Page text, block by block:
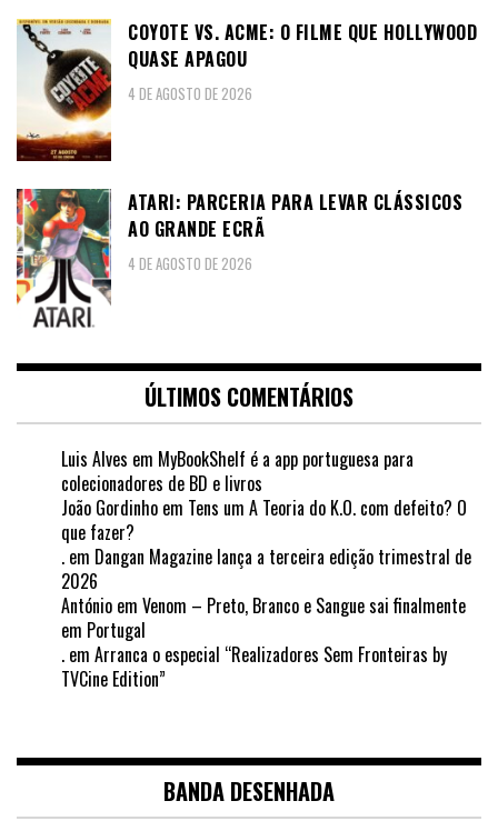
COYOTE VS. ACME: O FILME QUE HOLLYWOOD
QUASE APAGOU
4 DE AGOSTO DE 2026
ATARI: PARCERIA PARA LEVAR CLÁSSICOS
AO GRANDE ECRÃ
4 DE AGOSTO DE 2026
ÚLTIMOS COMENTÁRIOS
Luis Alves em MyBookShelf é a app portuguesa para
colecionadores de BD e livros
João Gordinho em Tens um A Teoria do K.O. com defeito? O
que fazer?
. em Dangan Magazine lança a terceira edição trimestral de
2026
António em Venom – Preto, Branco e Sangue sai finalmente
em Portugal
. em Arranca o especial “Realizadores Sem Fronteiras by
TVCine Edition”
BANDA DESENHADA